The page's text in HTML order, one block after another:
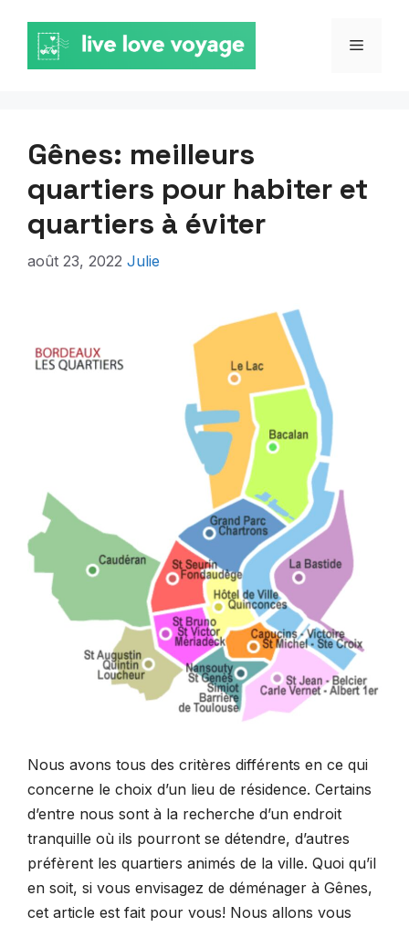
contenu
MENU
Gênes: meilleurs
quartiers pour habiter et
quartiers à éviter
août 23, 2022 Julie
Nous avons tous des critères différents en ce qui
concerne le choix d’un lieu de résidence. Certains
d’entre nous sont à la recherche d’un endroit
tranquille où ils pourront se détendre, d’autres
préfèrent les quartiers animés de la ville. Quoi qu’il
en soit, si vous envisagez de déménager à Gênes,
cet article est fait pour vous! Nous allons vous